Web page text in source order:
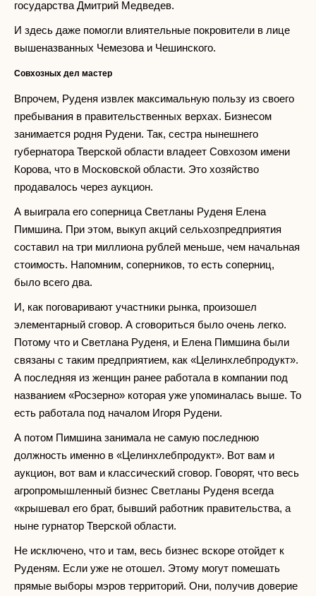
государства Дмитрий Медведев.
И здесь даже помогли влиятельные покровители в лице
вышеназванных Чемезова и Чешинского.
Совхозных дел мастер
Впрочем, Руденя извлек максимальную пользу из своего
пребывания в правительственных верхах. Бизнесом
занимается родня Рудени. Так, сестра нынешнего
губернатора Тверской области владеет Совхозом имени
Корова, что в Московской области. Это хозяйство
продавалось через аукцион.
А выиграла его соперница Светланы Руденя Елена
Пимшина. При этом, выкуп акций сельхозпредприятия
составил на три миллиона рублей меньше, чем начальная
стоимость. Напомним, соперников, то есть соперниц,
было всего два.
И, как поговаривают участники рынка, произошел
элементарный сговор. А сговориться было очень легко.
Потому что и Светлана Руденя, и Елена Пимшина были
связаны с таким предприятием, как «Целинхлебпродукт».
А последняя из женщин ранее работала в компании под
названием «Росзерно» которая уже упоминалась выше. То
есть работала под началом Игоря Рудени.
А потом Пимшина занимала не самую последнюю
должность именно в «Целинхлебпродукт». Вот вам и
аукцион, вот вам и классический сговор. Говорят, что весь
агропромышленный бизнес Светланы Руденя всегда
«крышевал его брат, бывший работник правительства, а
ныне гурнатор Тверской области.
Не исключено, что и там, весь бизнес вскоре отойдет к
Руденям. Если уже не отошел. Этому могут помешать
прямые выборы мэров территорий. Они, получив доверие